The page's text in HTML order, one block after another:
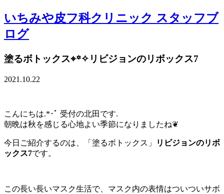
いちみや皮フ科クリニック スタッフブ
ログ
塗るボトックス⌖꙳✧リビジョンのリボックス7
2021.10.22
こんにちは.*･ﾟ 受付の北田です.
朝晩は秋を感じる心地よい季節になりましたね❦
今日ご紹介するのは、「塗るボトックス」
リビジョンのリボ
ックス7です。
この長い長いマスク生活で、マスク内の表情はついついサボ